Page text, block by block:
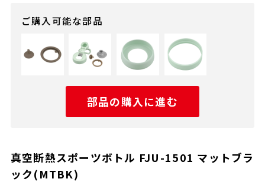
ご購入可能な部品
部品の購入に進む
真空断熱スポーツボトル FJU-1501 マットブラ
ック(MTBK)